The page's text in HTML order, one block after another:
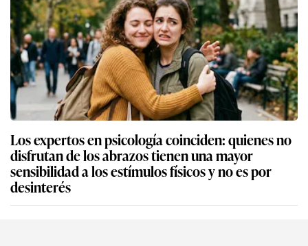
Los expertos en psicología coinciden: quienes no
disfrutan de los abrazos tienen una mayor
sensibilidad a los estímulos físicos y no es por
desinterés